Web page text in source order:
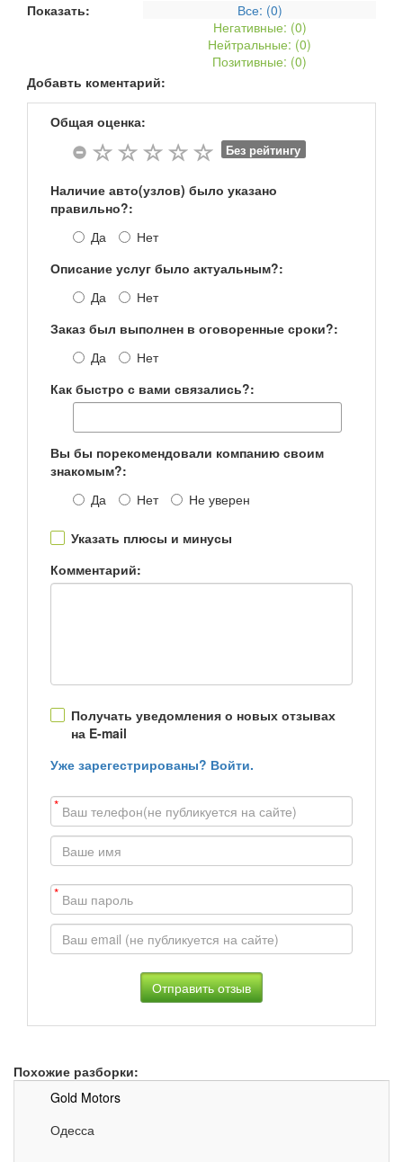
Показать: Все: (0)
Негативные: (0)
Нейтральные: (0)
Позитивные: (0)
Добавть коментарий:
Общая оценка:
Без рейтингу
Наличие авто(узлов) было указано
правильно?:
Да
Нет
Описание услуг было актуальным?:
Да
Нет
Заказ был выполнен в оговоренные сроки?:
Да
Нет
Как быстро с вами связались?:
Вы бы порекомендовали компанию своим
знакомым?:
Да
Нет Не уверен
Указать плюсы и минусы
Комментарий:
Получать уведомления о новых отзывах
на E-mail
Уже зарегестрированы? Войти.
*
*
Похожие разборки:
Gold Motors
Одесса